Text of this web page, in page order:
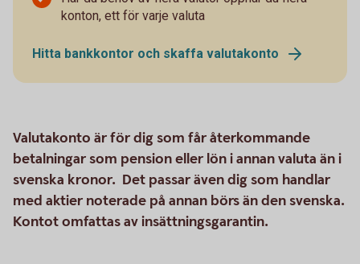
konton, ett för varje valuta
Hitta bankkontor och skaffa valutakonto
Valutakonto är för dig som får återkommande
betalningar som pension eller lön i annan valuta än i
svenska kronor. Det passar även dig som handlar
med aktier noterade på annan börs än den svenska.
Kontot omfattas av insättningsgarantin.